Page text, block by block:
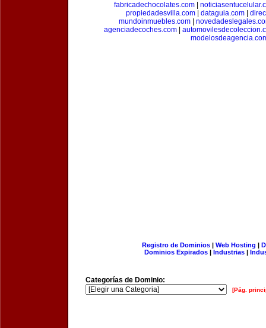
fabricadechocolates.com|
propiedadesvilla.com| dataguia.com|
mundoinmuebles.com
agenciadecoches.com
Registro de Dominios| Web Hosting |
Dominios Expirados | Industrias |
Categorías de Dominio:
[Pág.